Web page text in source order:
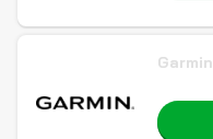
Garmin